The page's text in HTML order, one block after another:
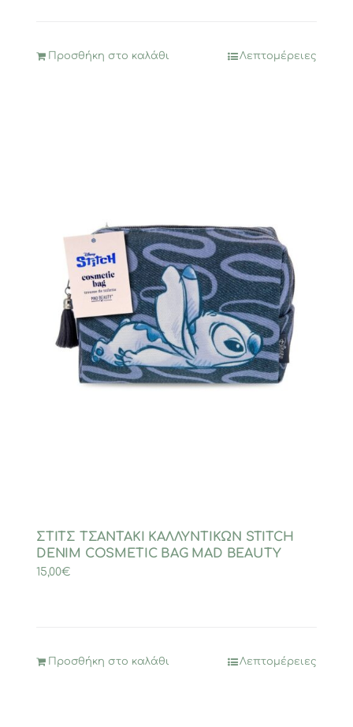
Προσθήκη στο καλάθι Λεπτομέρειες
ΣΤΙΤΣ ΤΣΑΝΤΑΚΙ ΚΑΛΛΥΝΤΙΚΩΝ STITCH
DENIM COSMETIC BAG MAD BEAUTY
15,00€
Προσθήκη στο καλάθι Λεπτομέρειες